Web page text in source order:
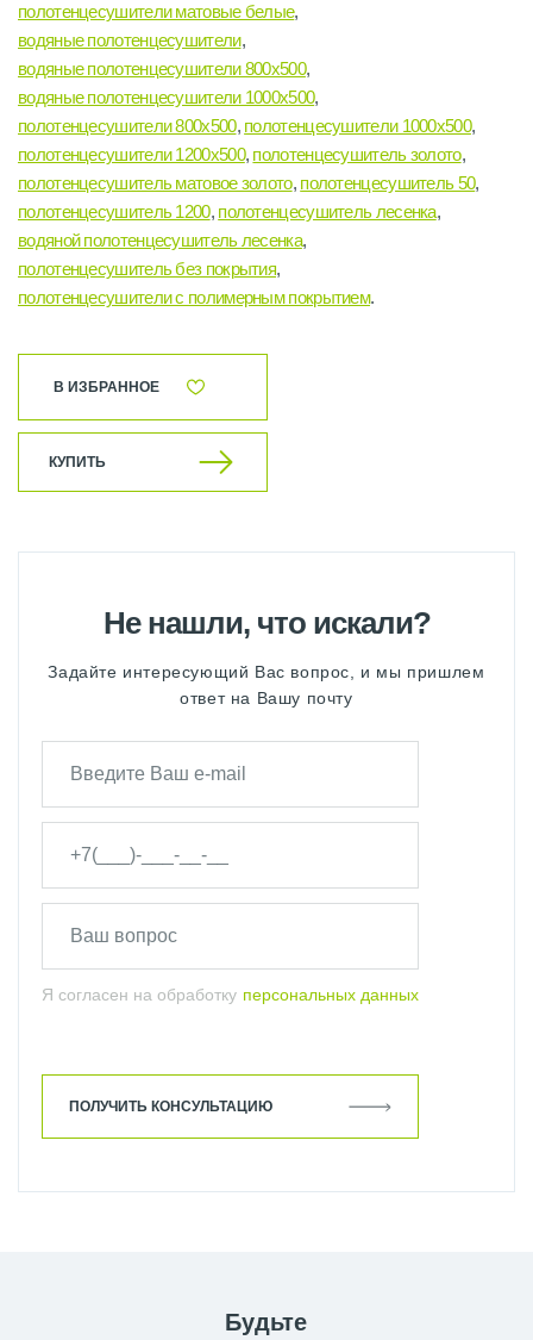
полотенцесушители матовые белые,
водяные полотенцесушители,
водяные полотенцесушители 800х500,
водяные полотенцесушители 1000х500,
полотенцесушители 800х500, полотенцесушители 1000х500,
полотенцесушители 1200х500, полотенцесушитель золото,
полотенцесушитель матовое золото, полотенцесушитель 50,
полотенцесушитель 1200, полотенцесушитель лесенка,
водяной полотенцесушитель лесенка,
полотенцесушитель без покрытия,
полотенцесушители с полимерным покрытием.
В ИЗБРАННОЕ
КУПИТЬ
Не нашли, что искали?
Задайте интересующий Вас вопрос, и мы пришлем
ответ на Вашу почту
Я согласен на обработку персональных данных
ПОЛУЧИТЬ КОНСУЛЬТАЦИЮ
Будьте